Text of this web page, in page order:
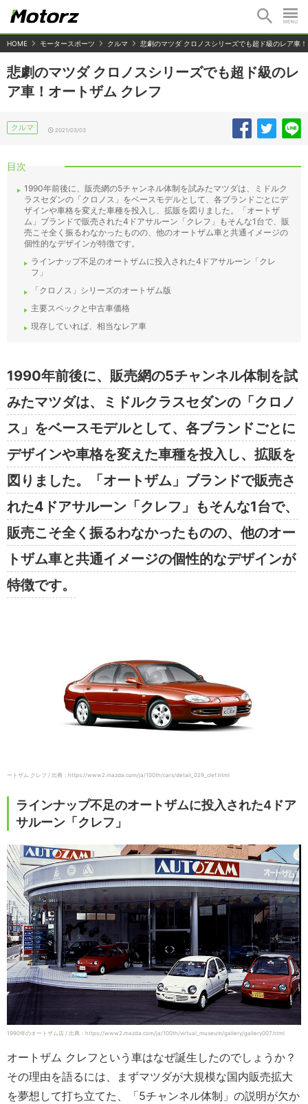
HOME モータースポーツ クルマ 悲劇のマツダ クロノスシリーズでも超ド級のレア車
悲劇のマツダ クロノスシリーズでも超ド級のレ
ア車！オートザム クレフ
クルマ 2021/03/03
目次
1990年前後に、販売網の5チャンネル体制を試みたマツダは、ミドルク
ラスセダンの「クロノス」をベースモデルとして、各ブランドごとにデ
ザインや車格を変えた車種を投入し、拡販を図りました。「オートザ
ム」ブランドで販売された4ドアサルーン「クレフ」もそんな1台で、販
売こそ全く振るわなかったものの、他のオートザム車と共通イメージの
個性的なデザインが特徴です。
ラインナップ不足のオートザムに投入された4ドアサルーン「クレ
フ」
「クロノス」シリーズのオートザム版
主要スペックと中古車価格
現存していれば、相当なレア車
1990年前後に、販売網の5チャンネル体制を試
みたマツダは、ミドルクラスセダンの「クロノ
ス」をベースモデルとして、各ブランドごとに
デザインや車格を変えた車種を投入し、拡販を
図りました。「オートザム」ブランドで販売さ
れた4ドアサルーン「クレフ」もそんな1台で、
販売こそ全く振るわなかったものの、他のオー
トザム車と共通イメージの個性的なデザインが
特徴です。
ートザム クレフ / 出典：https://www2.mazda.com/ja/100th/cars/detail_029_clef.html
ラインナップ不足のオートザムに投入された4ドア
サルーン「クレフ」
1990年のオートザム店 / 出典：https://www2.mazda.com/ja/100th/virtual_museum/gallery/gallery007.html
オートザム クレフという車はなぜ誕生したのでしょうか？
その理由を語るには、まずマツダが大規模な国内販売拡大
を夢想して打ち立てた、「5チャンネル体制」の説明が欠か